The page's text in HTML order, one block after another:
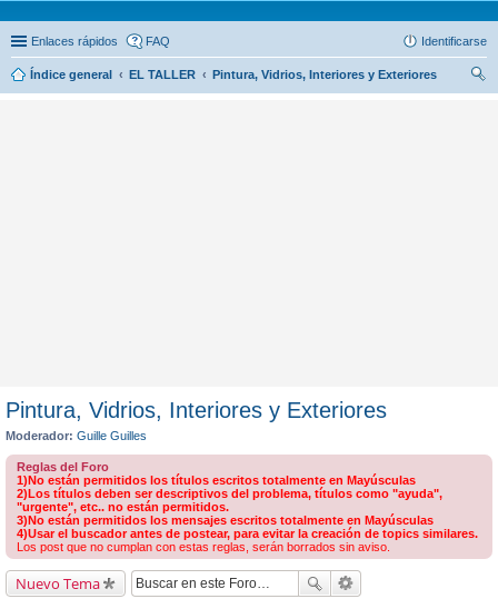
Enlaces rápidos FAQ Identificarse
Índice general EL TALLER
Pintura, Vidrios, Interiores y Exteriores
Pintura, Vidrios, Interiores y Exteriores
Moderador: Guille Guilles
Reglas del Foro
1)No están permitidos los títulos escritos totalmente en Mayúsculas
2)Los títulos deben ser descriptivos del problema, títulos como "ayuda",
"urgente", etc.. no están permitidos.
3)No están permitidos los mensajes escritos totalmente en Mayúsculas
4)Usar el buscador antes de postear, para evitar la creación de topics similares.
Los post que no cumplan con estas reglas, serán borrados sin aviso.
Nuevo Tema